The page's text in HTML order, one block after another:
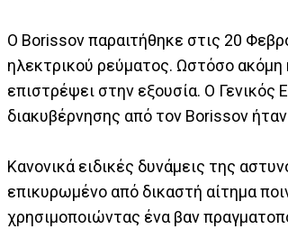
Ο Borissov παραιτήθηκε στις 20
ηλεκτρικού ρεύματος. Ωστόσο ακόμη
επιστρέψει στην εξουσία. Ο Γενικός
διακυβέρνησης από τον Borissov ήταν
Κανονικά ειδικές δυνάμεις της
επικυρωμένο από δικαστή αίτημα
χρησιμοποιώντας ένα βαν